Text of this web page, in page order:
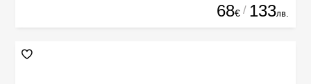
68€ / 133лв.